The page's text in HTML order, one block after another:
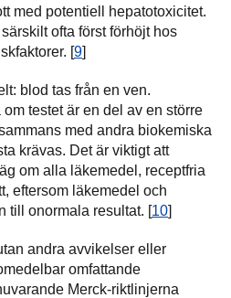
med potentiell hepatotoxicitet.
ofta först förhöjt hos
[9]
blod tas från en ven.
testet är en del av en större
med andra biokemiska
krävas. Det är viktigt att
om alla läkemedel, receptfria
eftersom läkemedel och
till onormala resultat. [10]
andra avvikelser eller
omfattande
Merck-riktlinjerna